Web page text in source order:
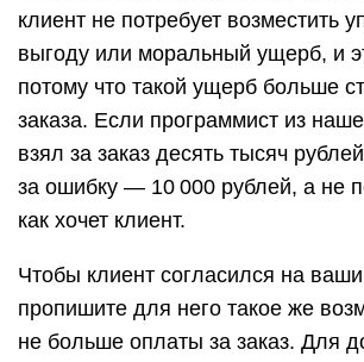
клиент не потребует возместить
выгоду или моральный ущерб, и
потому что такой ущерб больше
заказа. Если программист из
взял за заказ десять тысяч
за ошибку — 10 000 рублей, а не
как хочет клиент.
Чтобы клиент согласился на
пропишите для него такое же
не больше оплаты за заказ. Для